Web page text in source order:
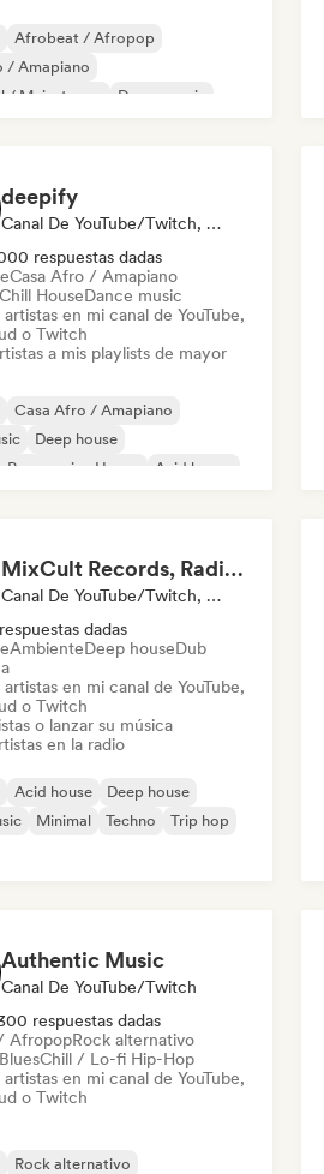
Afrobeat / Afropop
/ Amapiano
/ Mainstream
Dance music
deepify
Canal De YouTube/Twitch, Playlist Curator
respuestas dadas
Casa Afro / Amapiano
Chill HouseDance music
en mi canal de YouTube,
o Twitch
a mis playlists de mayor
Casa Afro / Amapiano
Deep house
House
Acid house
MixCult Records, Radio and Sub Labels
Canal De YouTube/Twitch, Etiqueta, Emisoras De Radio
dadas
AmbienteDeep houseDub
en mi canal de YouTube,
o Twitch
o lanzar su música
en la radio
Acid house
Deep house
Minimal Techno
Trip hop
Authentic Music
Canal De YouTube/Twitch
respuestas dadas
AfropopRock alternativo
BluesChill / Lo-fi Hip-Hop
en mi canal de YouTube,
o Twitch
Rock alternativo